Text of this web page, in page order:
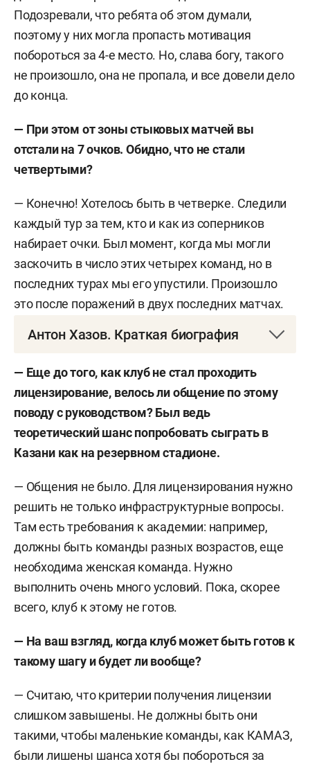
Подозревали, что ребята об этом думали,
поэтому у них могла пропасть мотивация
побороться за 4-е место. Но, слава богу, такого
не произошло, она не пропала, и все довели дело
до конца.
— При этом от зоны стыковых матчей вы
отстали на 7 очков. Обидно, что не стали
четвертыми?
— Конечно! Хотелось быть в четверке. Следили
каждый тур за тем, кто и как из соперников
набирает очки. Был момент, когда мы могли
заскочить в число этих четырех команд, но в
последних турах мы его упустили. Произошло
это после поражений в двух последних матчах.
Антон Хазов. Краткая биография
: 28 апреля 1979 года
Место рождения: Калининград
Карьера игрока: «Торпедо-Виктория» (Нижний
Новгород) — 1998–2000, «Динамо» (Москва) —
«Волга» (Нижний Новгород) — 2009–2012, «Томь»
(Томск) — 2012/13, «Газовик» (Оренбург) — 2013–
2015, «Зенит» (Пенза) — 2015/16, «Олимпиец»
(Нижний Новгород) — 2016/17.
Карьера тренера: «Нижний Новгород»
(ассистент) — 2018–2022, «Нижний Новгород» (и.
Новгород» (ассистент) — 2023–2025, КАМАЗ
(главный тренер) — 2025 – по настоящее время.
— Еще до того, как клуб не стал проходить
лицензирование, велось ли общение по этому
поводу с руководством? Был ведь
теоретический шанс попробовать сыграть в
Казани как на резервном стадионе.
— Общения не было. Для лицензирования нужно
решить не только инфраструктурные вопросы.
Там есть требования к академии: например,
должны быть команды разных возрастов, еще
необходима женская команда. Нужно
выполнить очень много условий. Пока, скорее
всего, клуб к этому не готов.
— На ваш взгляд, когда клуб может быть готов к
такому шагу и будет ли вообще?
— Считаю, что критерии получения лицензии
слишком завышены. Не должны быть они
такими, чтобы маленькие команды, как КАМАЗ,
были лишены шанса хотя бы побороться за